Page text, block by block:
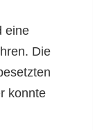
eine
Die
konnte